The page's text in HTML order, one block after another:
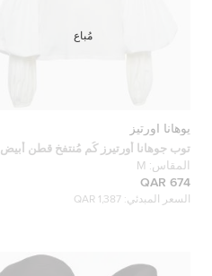
يوهانا اورتيز
توب جوهانا أورتيرز كُم مُنتفخ قطن أبيض
حجم متوسط
المقاس: M
674 QAR
السعر المبدئي: 1,387 QAR
مُباع